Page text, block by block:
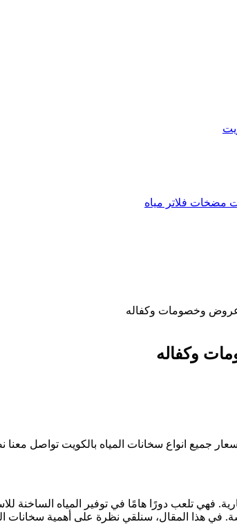
جميع انواع سخانات المياه بالكويت تواصل معنا نصلك
فهي تلعب دورًا هامًا في توفير المياه الساخنة
في هذا المقال، سنلقي نظرة على أهمية سخانات